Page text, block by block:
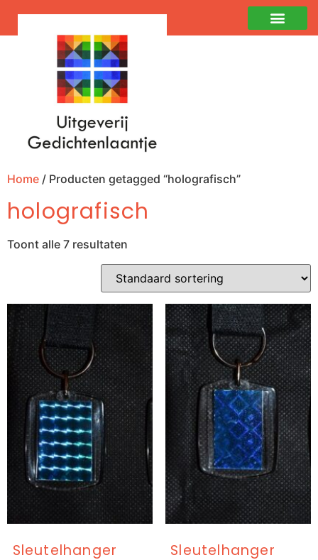
Home / Producten getagged “holografisch”
holografisch
Toont alle 7 resultaten
Sleutelhanger
Sleutelhanger